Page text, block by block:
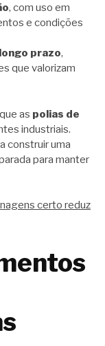
, com uso em
e condições
prazo,
que valorizam
as polias de
industriais.
construir uma
para manter
certo reduz